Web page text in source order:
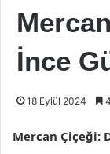
İnce
18 Eylül 2024
Mercan Çiçeği: